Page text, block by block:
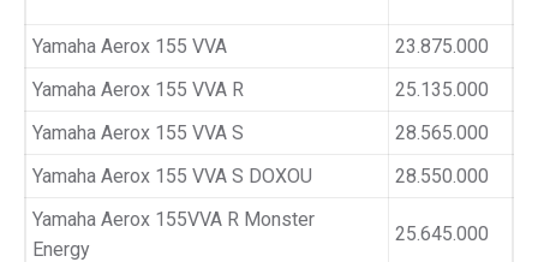
Yamaha Aerox 155 VVA
23.875.000
Yamaha Aerox 155 VVA R
25.135.000
Yamaha Aerox 155 VVA S
28.565.000
Yamaha Aerox 155 VVA S DOXOU
28.550.000
Yamaha Aerox 155VVA R Monster
Energy
25.645.000